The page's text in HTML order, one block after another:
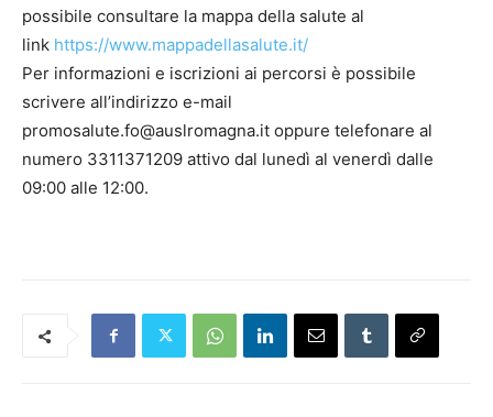
possibile consultare la mappa della salute al
link https://www.mappadellasalute.it/
Per informazioni e iscrizioni ai percorsi è possibile
scrivere all’indirizzo e-mail
promosalute.fo@auslromagna.it oppure telefonare al
numero 3311371209 attivo dal lunedì al venerdì dalle
09:00 alle 12:00.